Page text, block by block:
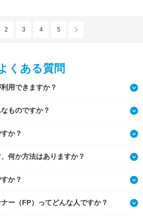
2 3 4 5
くある質問
用できますか？
ものですか？
か？
何か方法はありますか？
か？
ー（FP）ってどんな人ですか？